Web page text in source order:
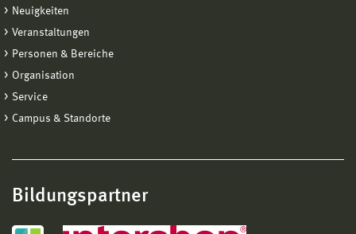
Neuigkeiten
Veranstaltungen
Personen & Bereiche
Organisation
Service
Campus & Standorte
Bildungspartner